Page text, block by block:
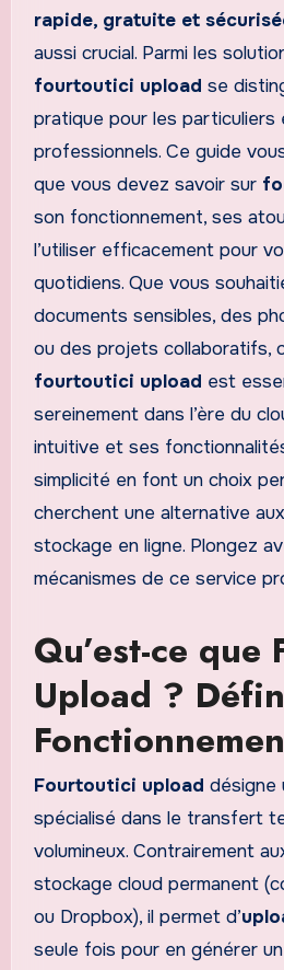
rapide, gratuite et
aussi crucial. Parmi les
fourtoutici upload se
pratique pour les particuliers
professionnels. Ce guide
que vous devez savoir sur
son fonctionnement, ses
l’utiliser efficacement pour
quotidiens. Que vous
documents sensibles, des
ou des projets collaboratifs,
fourtoutici upload est
sereinement dans l’ère du
intuitive et ses
simplicité en font un choix
cherchent une alternative
stockage en ligne. Plongez
mécanismes de ce service
Qu’est-ce que
Upload ?
Fourtoutici upload désigne
spécialisé dans le transfert
volumineux. Contrairement
stockage cloud permanent
ou Dropbox), il permet d’
seule fois pour en générer